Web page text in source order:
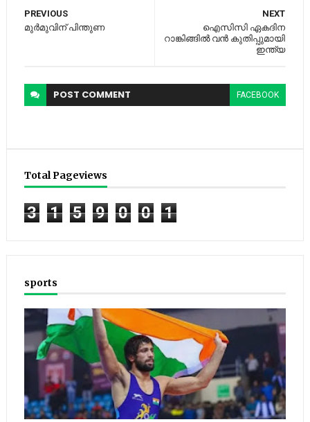
NEXT
ഐസിസി ഏകദിന
റാങ്കിങ്ങില്‍ വന്‍ കുതിപ്പുമായി
ഇന്ത്യ
PREVIOUS
മു​​ര്‍​​മു​​വി​​ന് പി​​ന്തു​​ണ​​
POST COMMENT FACEBOOK
Total Pageviews
3 1 5 9 0 0 1
sports